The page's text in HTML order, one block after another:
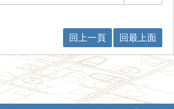
回上一頁 回最上面